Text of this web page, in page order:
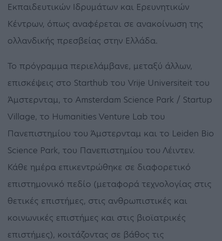
Εκπαιδευτικών Ιδρυμάτων και Ερευνητικών
Κέντρων, όπως αναφέρεται σε ανακοίνωση της
ολλανδικής πρεσβείας στην Ελλάδα.
Το πρόγραμμα περιελάμβανε, μεταξύ άλλων,
επισκέψεις στο Starthub του Vrije Universiteit του
Άμστερνταμ, το Amsterdam Science Park / Startup
Village, το Humanities Venture Lab του
Πανεπιστημίου του Άμστερνταμ και το Leiden Bio
Science Park, του Πανεπιστημίου του Λέιντεν.
Κάθε ημέρα επικεντρώθηκε σε διαφορετικό
επιστημονικό πεδίο (μεταφορά τεχνολογίας στις
θετικές επιστήμες, στις ανθρωπιστικές και
κοινωνικές επιστήμες και στις βιοϊατρικές
επιστήμες), κοιτάζοντας σε βάθος τις